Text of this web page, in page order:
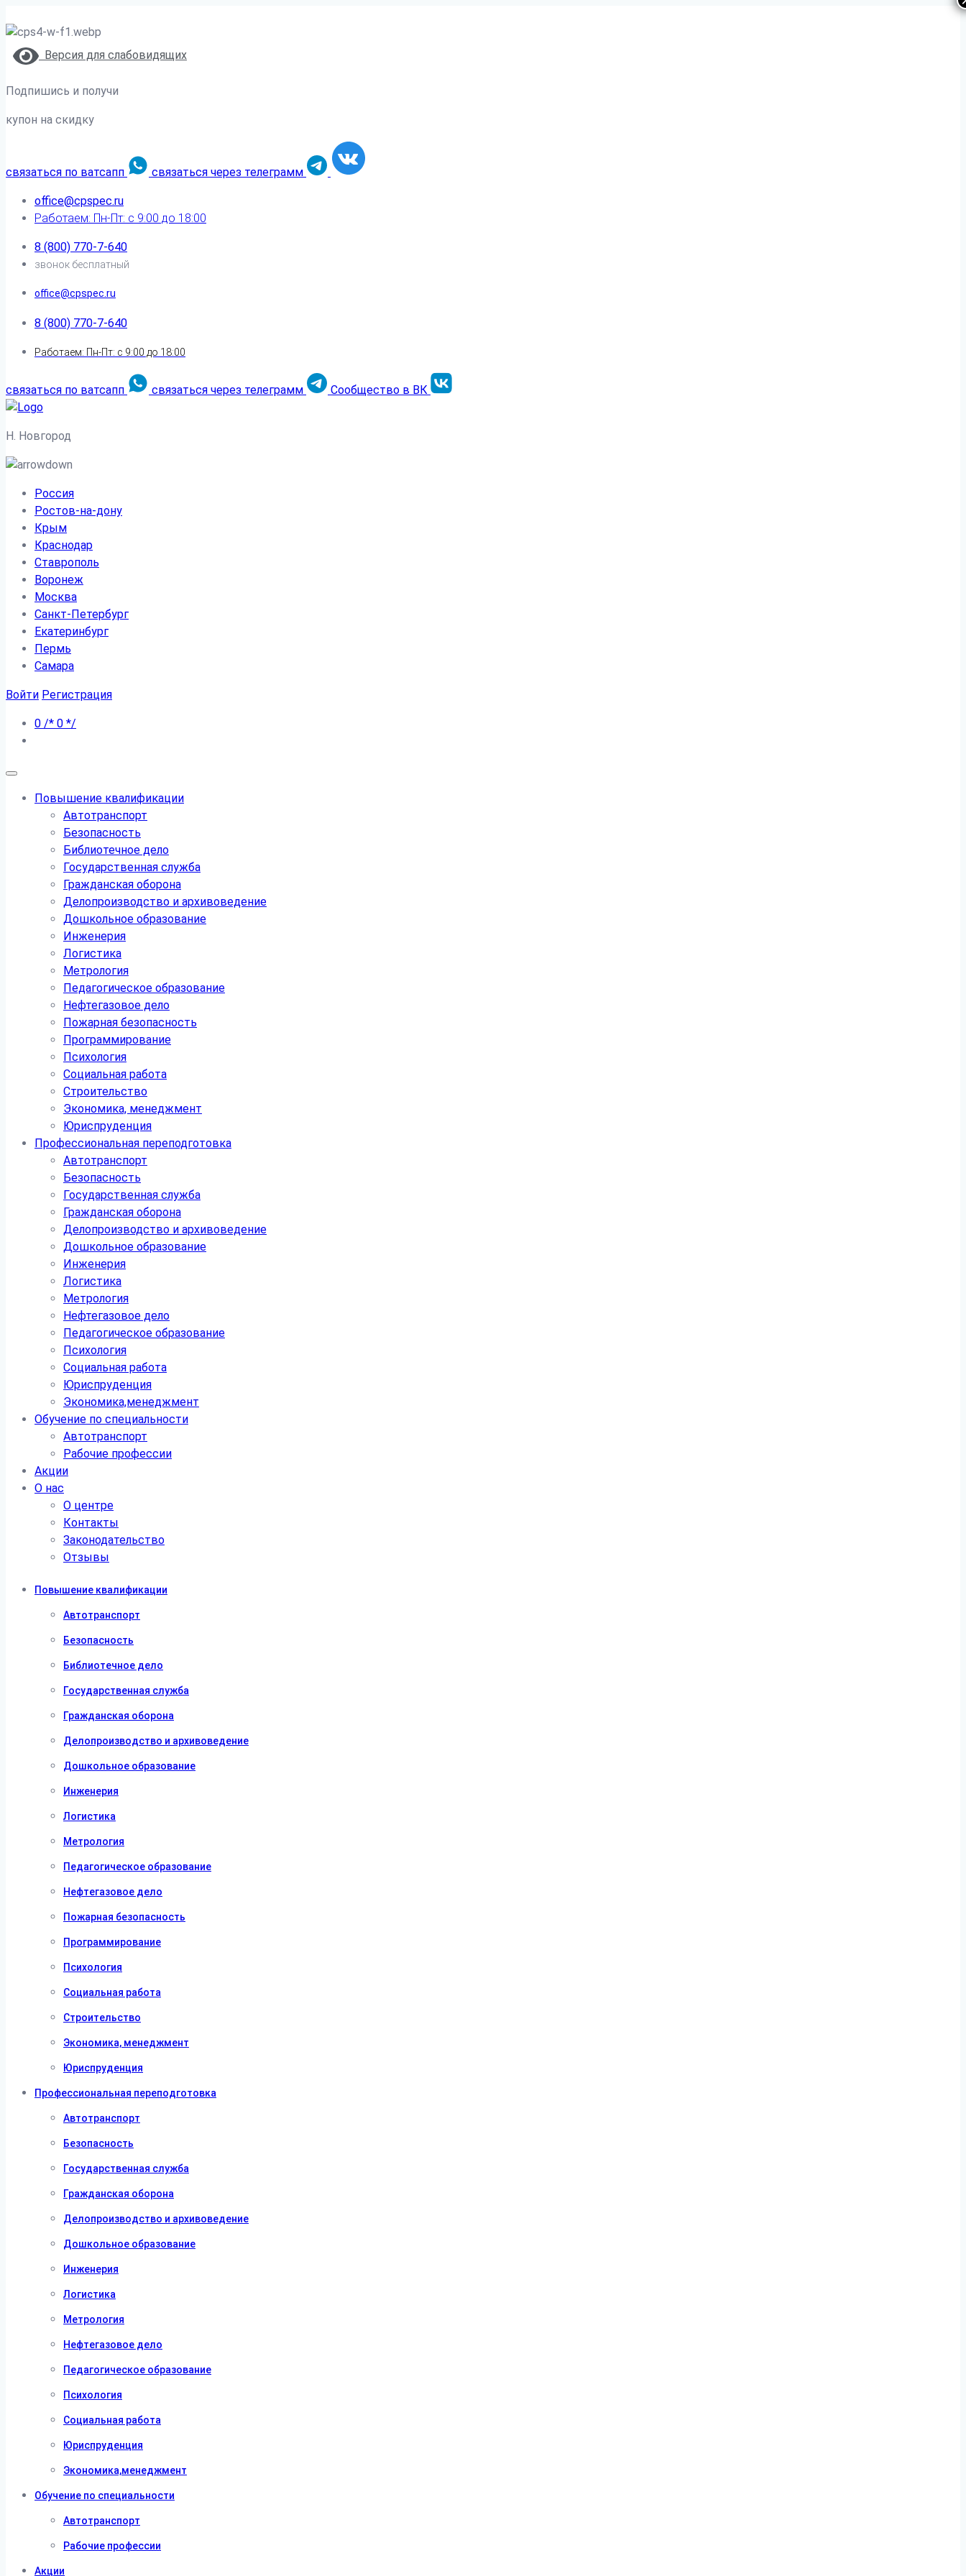
Версия для слабовидящих
Подпишись и получи
купон на скидку
связаться по ватсапп связаться через телеграмм
office@cpspec.ru
Работаем: Пн-Пт: с 9:00 до 18:00
8 (800) 770-7-640
звонок бесплатный
office@cpspec.ru
8 (800) 770-7-640
Работаем: Пн-Пт: с 9:00 до 18:00
связаться по ватсапп связаться через телеграмм Сообщество в ВК
Н. Новгород
Россия
Ростов-на-дону
Крым
Краснодар
Ставрополь
Воронеж
Москва
Санкт-Петербург
Екатеринбург
Пермь
Самара
Войти Регистрация
0 /* 0 */
Повышение квалификации
Автотранспорт
Безопасность
Библиотечное дело
Государственная служба
Гражданская оборона
Делопроизводство и архивоведение
Дошкольное образование
Инженерия
Логистика
Метрология
Педагогическое образование
Нефтегазовое дело
Пожарная безопасность
Программирование
Психология
Социальная работа
Строительство
Экономика, менеджмент
Юриспруденция
Профессиональная переподготовка
Автотранспорт
Безопасность
Государственная служба
Гражданская оборона
Делопроизводство и архивоведение
Дошкольное образование
Инженерия
Логистика
Метрология
Нефтегазовое дело
Педагогическое образование
Психология
Социальная работа
Юриспруденция
Экономика,менеджмент
Обучение по специальности
Автотранспорт
Рабочие профессии
Акции
О нас
О центре
Контакты
Законодательство
Отзывы
Повышение квалификации
Автотранспорт
Безопасность
Библиотечное дело
Государственная служба
Гражданская оборона
Делопроизводство и архивоведение
Дошкольное образование
Инженерия
Логистика
Метрология
Педагогическое образование
Нефтегазовое дело
Пожарная безопасность
Программирование
Психология
Социальная работа
Строительство
Экономика, менеджмент
Юриспруденция
Профессиональная переподготовка
Автотранспорт
Безопасность
Государственная служба
Гражданская оборона
Делопроизводство и архивоведение
Дошкольное образование
Инженерия
Логистика
Метрология
Нефтегазовое дело
Педагогическое образование
Психология
Социальная работа
Юриспруденция
Экономика,менеджмент
Обучение по специальности
Автотранспорт
Рабочие профессии
Акции